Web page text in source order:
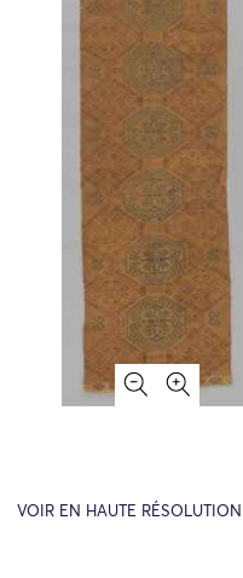
VOIR EN HAUTE RÉSOLUTION